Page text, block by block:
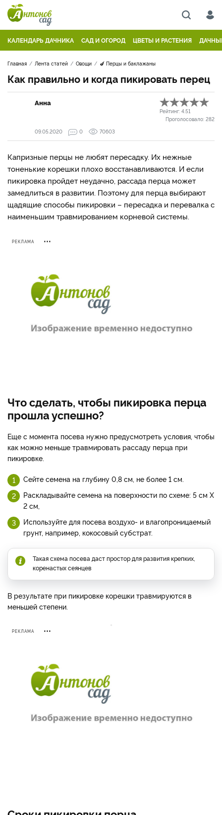
КАЛЕНДАРЬ ДАЧНИКА САД И ОГОРОД ЦВЕТЫ И РАСТЕНИЯ
Главная Лента статей Овощи 🍆 Перцы и баклажаны
Как правильно и когда пикировать перец
Анна
Рейтинг: 4.51
Проголосовало: 282
09.05.2020
0 70603
Капризные перцы не любят пересадку. Их нежные
тоненькие корешки плохо восстанавливаются. И если
пикировка пройдет неудачно, рассада перца может
замедлиться в развитии. Поэтому для перца выбирают
щадящие способы пикировки – пересадка и перевалка с
наименьшим травмированием корневой системы.
РЕКЛАМА
Что сделать, чтобы пикировка перца
прошла успешно?
Еще с момента посева нужно предусмотреть условия, чтобы
как можно меньше травмировать рассаду перца при
пикировке.
Сейте семена на глубину 0,8 см, не более 1 см.
Раскладывайте семена на поверхности по схеме: 5 см Х
2 см,
Используйте для посева воздухо- и влагопроницаемый
грунт, например, кокосовый субстрат.
Такая схема посева даст простор для развития крепких,
коренастых сеянцев
В результате при пикировке корешки травмируются в
меньшей степени.
РЕКЛАМА